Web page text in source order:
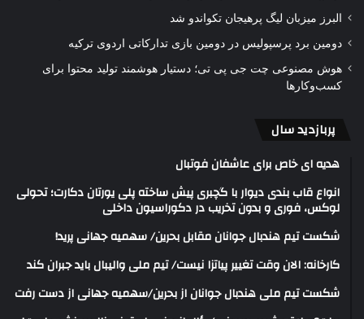
البرز میزبان لیگ پرهیجان تکواندو شد
دومین برد پرسپولیس در دومین بازی تدارکاتی اردوی ترکیه
هوش مصنوعی چت جی پی تی؛ دستیار هوشمند تولید محتوا برای
کسب‌وکارها
پربازدید سال
هدیه ای خاص برای عاشفان فوتبال
انواع قاب بندی دیوار با گچبری پیش ساخته پلی یورتان دکارت؛ تحولی
لوکس، فوری و بدون تخریب در دکوراسیون داخلی
شکست تیم هندبال جوانان مقابل بحرین/ سهمیه جهانی پرید!
کارخانه: الان وقت تغییر پیاتزا نیست/ تیم ملی والیبال باید جبران کند
شکست تیم ملی هندبال جوانان از بحرین/سهمیه جهانی از دست رفت